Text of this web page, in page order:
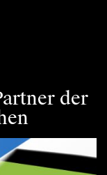
der